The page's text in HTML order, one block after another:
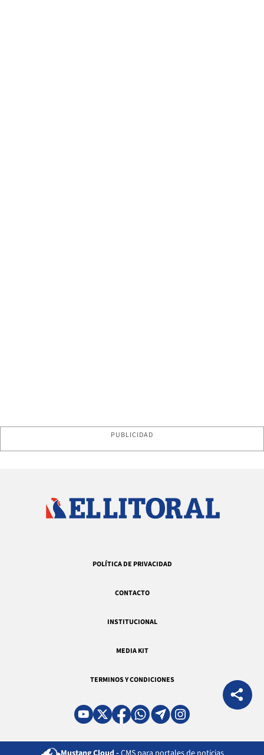
PUBLICIDAD
POLÍTICA DE PRIVACIDAD
CONTACTO
INSTITUCIONAL
MEDIA KIT
TERMINOS Y CONDICIONES